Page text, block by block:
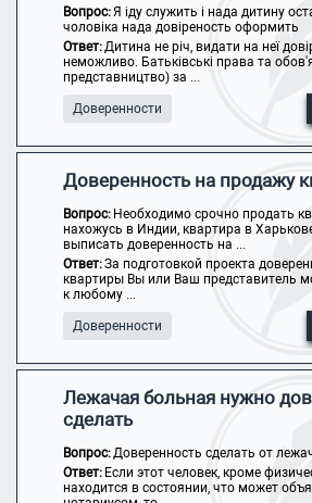
Вопрос:Я іду служить і нада дитину
чоловіка нада довіреность оформить
Ответ:Дитина не річ, видати на неї
неможливо. Батьківські права та
представництво) за ...
Доверенности
Доверенность на продажу
Вопрос: Необходимо срочно продать
нахожусь в Индии, квартира в
выписать доверенность на ...
Ответ:За подготовкой проекта
квартиры Вы или Ваш представитель
к любому ...
Доверенности
Лежачая больная нужно
сделать
Вопрос:Доверенность сделать от
Ответ: Если этот человек, кроме
находится в состоянии, что может